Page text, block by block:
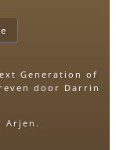
Generation of
door Darrin
Arjen .